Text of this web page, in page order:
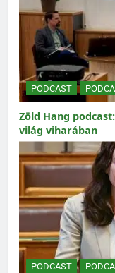
PODCAST
Zöld Hang
világ viharában
PODCAST